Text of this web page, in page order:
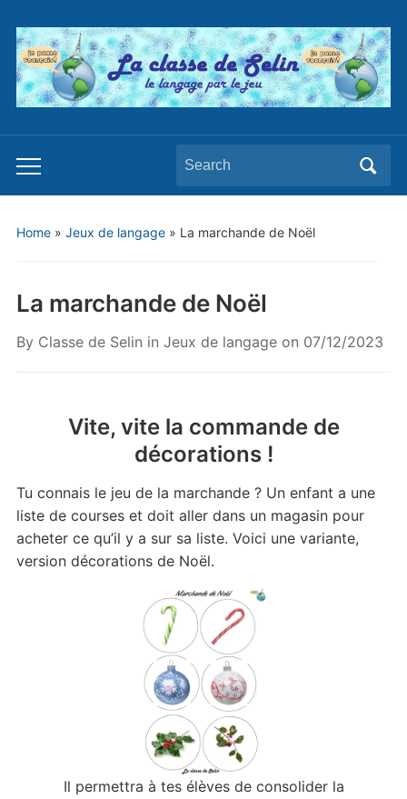
Toggle
mobile
Search
for:
Home» Jeux de langage» La marchande de Noël
La marchande de Noël
By Classe de Selin in Jeux de langageon 07/12/2023
Vite, vite la commande de
décorations !
Tu connais le jeu de la marchande ? Un enfant a une
liste de courses et doit aller dans un magasin pour
acheter ce qu’il y a sur sa liste. Voici une variante,
version décorations de Noël.
Il permettra à tes élèves de consolider la